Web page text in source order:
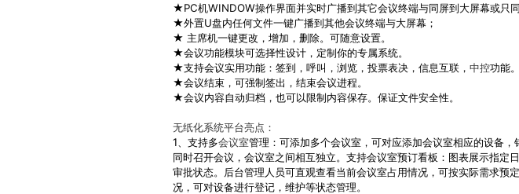
★PC机WINDOW操作界面并实时广播到其它会议终端与同屏到大屏幕或只
★外置U盘内任何文件一键广播到其他会议终端与大屏幕；
★ 主席机一键更改，增加，删除。可随意设置。
★会议功能模块可选择性设计，定制你的专属系统。
★支持会议实用功能：签到，呼叫，浏览，投票表决，信息互联， 中控功能。
★会议结束，可强制签出，结束会议进程。
★会议内容自动归档，也可以限制内容保存。保证文件安全性。
无纸化系统平台亮点：
1、支持多会议室管理：可添加多个会议室，可对应添加会议室相应的设备
同时召开会议，会议室之间相互独立。支持会议室预订看板：图表展示指
审批状态。后台管理人员可直观查看当前会议室占用情况，可按实际需求
况，可对设备进行登记，维护等状态管理。